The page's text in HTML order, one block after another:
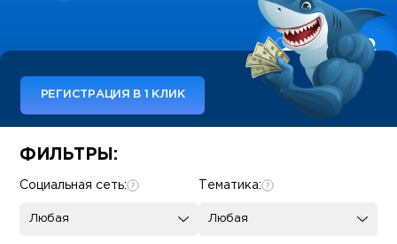
РЕГИСТРАЦИЯ В 1 КЛИК
Some SEO Title
ФИЛЬТРЫ:
Тематика:
Любая
Социальная сеть:
Любая